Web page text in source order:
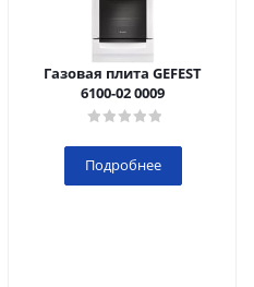
Газовая плита GEFEST
6100-02 0009
Подробнее